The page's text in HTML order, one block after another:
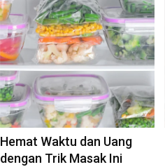
Hemat Waktu dan Uang
dengan Trik Masak Ini